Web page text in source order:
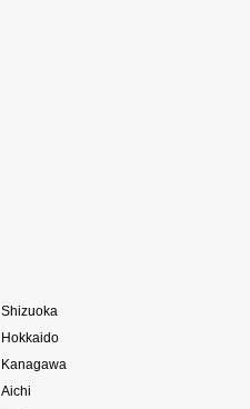
Shizuoka
Hokkaido
Kanagawa
Aichi